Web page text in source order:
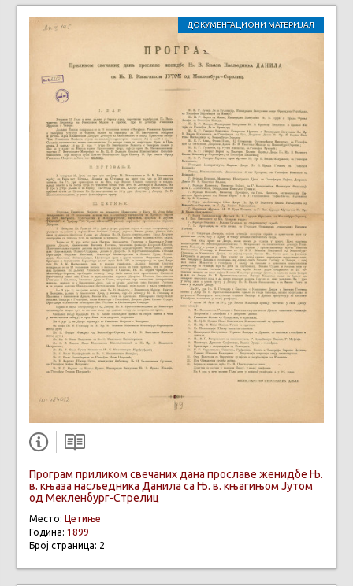
ДОКУМЕНТАЦИОНИ МАТЕРИЈАЛ
Програм приликом свечаних дана прославе женидбе Њ.
в. књаза насљедника Данила са Њ. в. књагињом Јутом
од Мекленбург-Стрелиц
Место: Цетиње
Година: 1899
Број страница: 2